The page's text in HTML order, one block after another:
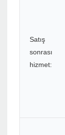
Satış
sonrası
hizmet: